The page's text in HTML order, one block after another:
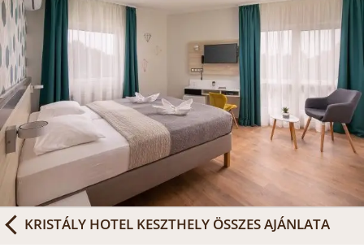
KRISTÁLY HOTEL KESZTHELY ÖSSZES AJÁNLATA